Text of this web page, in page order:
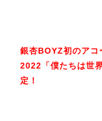
銀杏BOYZ初のアコ
2022「僕たちは世
定！